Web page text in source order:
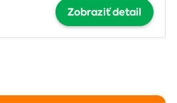
Zobraziť detail